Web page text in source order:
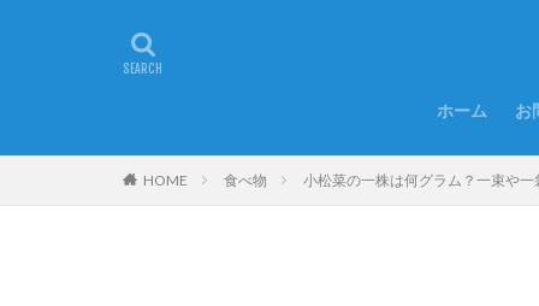
ホーム お
HOME 食べ物 小松菜の一株は何グラム？一束や